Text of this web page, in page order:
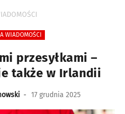
WIADOMOŚCI
przesyłkami –
także w Irlandii
- 17 grudnia 2025